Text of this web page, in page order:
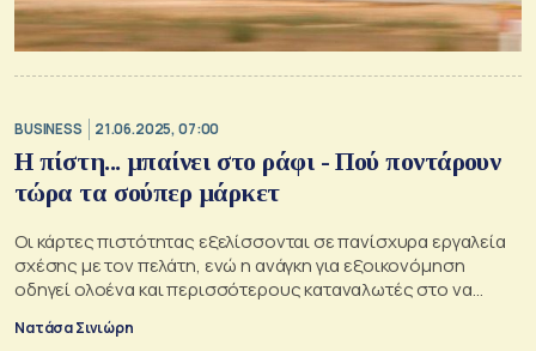
BUSINESS 21.06.2025, 07:00
Η πίστη... μπαίνει στο ράφι - Πού ποντάρουν
τώρα τα σούπερ μάρκετ
Οι κάρτες πιστότητας εξελίσσονται σε πανίσχυρα εργαλεία
σχέσης με τον πελάτη, ενώ η ανάγκη για εξοικονόμηση
οδηγεί ολοένα και περισσότερους καταναλωτές στο να
καλύτερη τιμή στο ταμείο
Νατάσα Σινιώρη